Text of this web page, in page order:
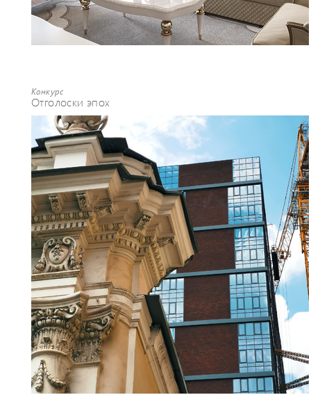
Конкурс
Отголоски эпох